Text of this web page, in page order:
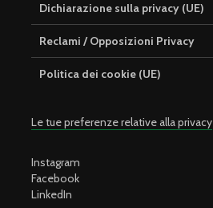
Dichiarazione sulla privacy (UE)
Reclami / Opposizioni Privacy
Politica dei cookie (UE)
Le tue preferenze relative alla privacy
Instagram
Facebook
LinkedIn